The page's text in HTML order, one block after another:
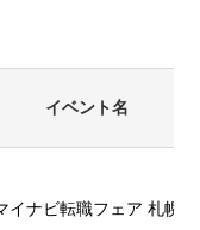
イベント名
イナビ転職フェア 札幌